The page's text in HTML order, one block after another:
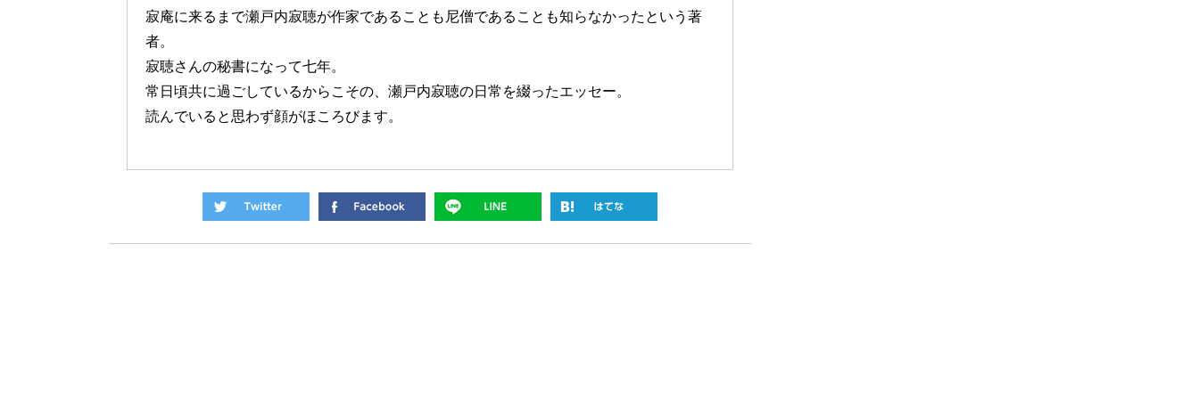
寂庵に来るまで瀬戸内寂聴が作家であることも尼僧であることも知らなかったという著
者。
寂聴さんの秘書になって七年。
常日頃共に過ごしているからこその、瀬戸内寂聴の日常を綴ったエッセー。
読んでいると思わず顔がほころびます。